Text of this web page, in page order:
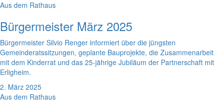
Aus dem Rathaus
Bürgermeister März 2025
Bürgermeister Silvio Renger informiert über die jüngsten
Gemeinderatssitzungen, geplante Bauprojekte, die Zusammenarbeit
mit dem Kinderrat und das 25-jährige Jubiläum der Partnerschaft mit
Erligheim.
2. März 2025
Aus dem Rathaus